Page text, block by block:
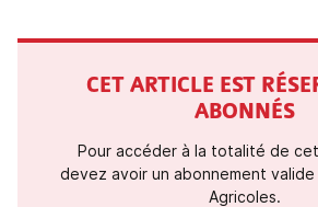
CET ARTICLE EST
ABONNÉS
Pour accéder à la totalité de
devez avoir un abonnement
Agricoles.